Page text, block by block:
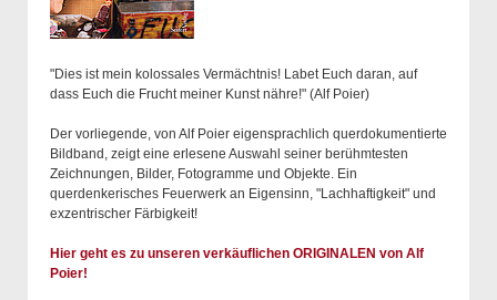
"Dies ist mein kolossales Vermächtnis! Labet Euch daran, auf
dass Euch die Frucht meiner Kunst nähre!" (Alf Poier)
Der vorliegende, von Alf Poier eigensprachlich querdokumentierte
Bildband, zeigt eine erlesene Auswahl seiner berühmtesten
Zeichnungen, Bilder, Fotogramme und Objekte. Ein
querdenkerisches Feuerwerk an Eigensinn, "Lachhaftigkeit" und
exzentrischer Färbigkeit!
Hier geht es zu unseren verkäuflichen ORIGINALEN von Alf
Poier!